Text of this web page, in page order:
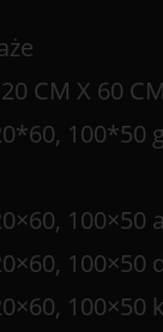
CM X 60 CM
100*50
100×50
100×50
100×50